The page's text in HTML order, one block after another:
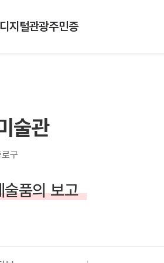
디지털관광주민증
술관
구
품의 보고